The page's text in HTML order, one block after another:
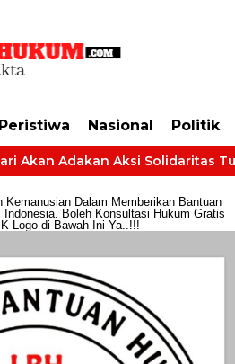
Peristiwa Nasional Politik
Adakan Aksi Solidaritas
Kemanusian Dalam Memberikan Bantuan
Boleh Konsultasi Hukum Gratis
Logo di Bawah Ini Ya..!!!